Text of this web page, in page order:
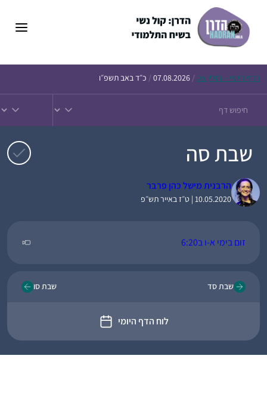
הדף היומי – חולין צט /
07.08.2026
/ כ״ד באב תשפ״ו
שבת סה
הרבנית מישל כהן פרבר
10.05.2020 | ט״ז באייר תש״פ
זום בימי א-ו ב6:20
שבת סד
לוח הדף היומי
שבת סו